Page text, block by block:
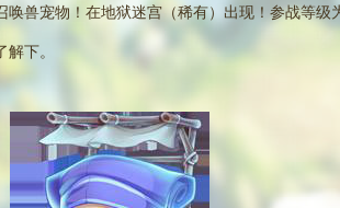
唤兽宠物！在地狱迷宫（稀有）出现！参战等级
下。